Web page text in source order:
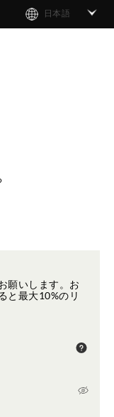
日本語
願いします。お
と最大10%のリ